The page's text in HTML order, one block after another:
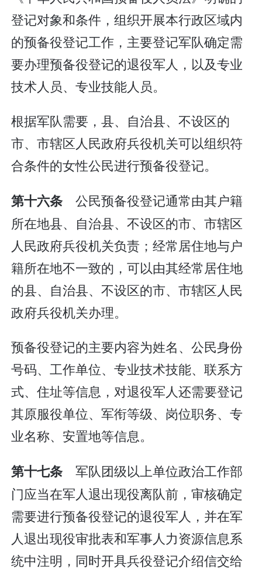
登记对象和条件，组织开展本行政区域内
的预备役登记工作，主要登记军队确定需
要办理预备役登记的退役军人，以及专业
技术人员、专业技能人员。
根据军队需要，县、自治县、不设区的
市、市辖区人民政府兵役机关可以组织符
合条件的女性公民进行预备役登记。
第十六条公民预备役登记通常由其户籍
所在地县、自治县、不设区的市、市辖区
人民政府兵役机关负责；经常居住地与户
籍所在地不一致的，可以由其经常居住地
的县、自治县、不设区的市、市辖区人民
政府兵役机关办理。
预备役登记的主要内容为姓名、公民身份
号码、工作单位、专业技术技能、联系方
式、住址等信息，对退役军人还需要登记
其原服役单位、军衔等级、岗位职务、专
业名称、安置地等信息。
第十七条军队团级以上单位政治工作部
门应当在军人退出现役离队前，审核确定
需要进行预备役登记的退役军人，并在军
人退出现役审批表和军事人力资源信息系
统中注明，同时开具兵役登记介绍信交给